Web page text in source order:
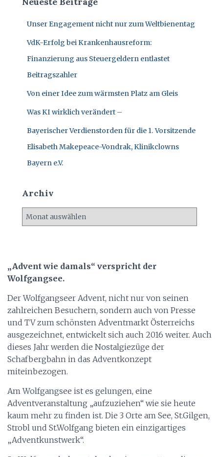
n
Unser Engagement nicht nur zum Weltbienentag
VdK-Erfolg bei Krankenhausreform:
Finanzierung aus Steuergeldern entlastet
Beitragszahler
Von einer Idee zum wärmsten Platz am Gleis
Was KI wirklich verändert –
Bayerischer Verdienstorden für die 1. Vorsitzende
Elisabeth Makepeace-Vondrak, Klinikclowns
Bayern e.V.
Archiv
v
„Advent wie damals“ verspricht der
Wolfgangsee.
Der Wolfgangseer Advent, nicht nur von seinen
zahlreichen Besuchern, sondern auch von Presse
und TV zum schönsten Adventmarkt Österreichs
ausgezeichnet, entwickelt sich auch 2016 weiter. Auch
dieses Jahr werden die Nostalgiezüge der
Schafbergbahn in das Adventkonzept
miteinbezogen.
Am Wolfgangsee ist es gelungen, eine
Adventveranstaltung „aufzuziehen“ wie sie heute
kaum mehr zu finden ist. Die 3 Orte am See, St.Gilgen,
Strobl und St.Wolfgang bieten ein einzigartiges
„Adventkunstwerk“.